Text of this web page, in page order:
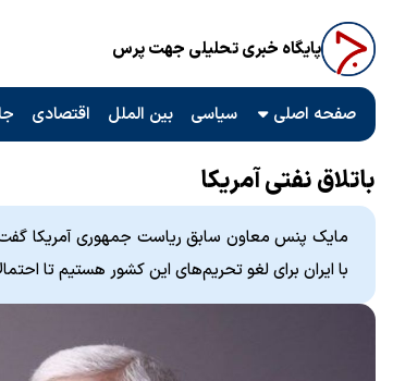
پایگاه خبری تحلیلی جهت پرس
صفحه اصلی سیاسی بین الملل اقتصادی
باتلاق نفتی آمریکا
مایک پنس معاون سابق ریاست جمهوری آمریکا
با ایران برای لغو تحریم‌های این کشور هستیم تا